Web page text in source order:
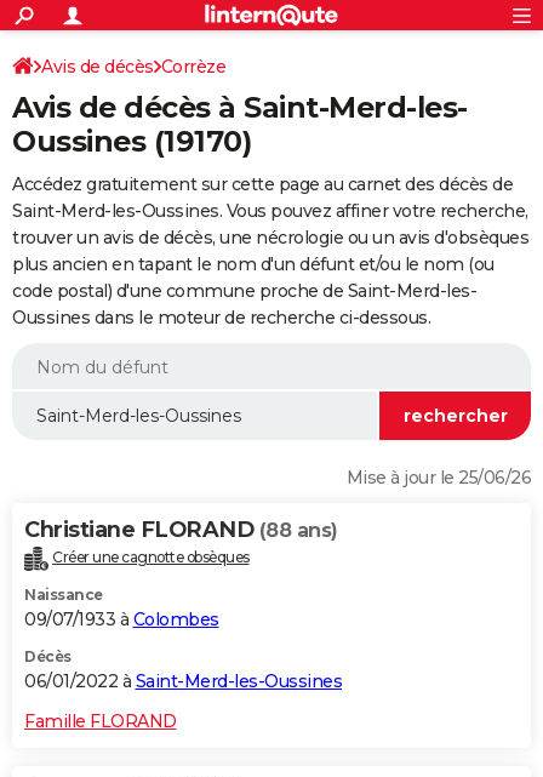
ACTUALITÉS
Politique
Société
Faits Divers
Education
Monde
Villes
+
SPORT
Coupe du monde 2026
Football
Tennis
Cyclisme
Rugby
Forum
CULTURE
FINANCE
Retraite
Impôts
Epargne
Immobilier
Risques naturels par ville
Banque
Assurance
Crédit
Essais
Réserver un essai
Citadines
Berlines
SUV
Forum auto
+
HIGH-TECH
Mobiles
Meilleur smartphone
Internet
Ordinateurs
Jeux vidéo
Guide high-tech
+
BRICOLAGE
Forum
Aménagement intérieur
Extérieur
Cuisine
Salle de bains
Jardinage
Rangement
WEEK-END
Guides de France
Escapades
Patrimoine
Expositions
Musées
Week-end nature
LIFESTYLE
Alimentation
Guide de la santé
Maladies
Médicaments
Sommeil
VOYAGE
Destinations
City break
Voyage nature
Voyage de noces
Forum
Climat
+PHOTO
GUIDES D'ACHAT
BONS PLANS
CARTE DE VOEUX
Avis de décès Corrèze
Avis de décès à Saint-Merd-les-
Oussines (19170)
Accédez gratuitement sur cette page au carnet des décès de
Saint-Merd-les-Oussines. Vous pouvez affiner votre recherche,
trouver un avis de décès, une nécrologie ou un avis d'obsèques
plus ancien en tapant le nom d'un défunt et/ou le nom (ou
code postal) d'une commune proche de Saint-Merd-les-
Oussines dans le moteur de recherche ci-dessous.
Mise à jour le 25/06/26
Christiane FLORAND (88 ans)
Créer une cagnotte obsèques
Naissance
09/07/1933 à Colombes
Décès
06/01/2022 à Saint-Merd-les-Oussines
Famille FLORAND